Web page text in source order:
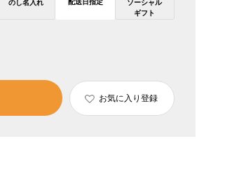
のし名入れ 配送日指定
ソーシャル
ギフト
お気に入り登録